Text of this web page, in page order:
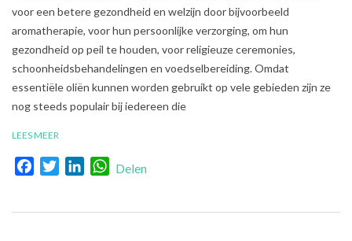
voor een betere gezondheid en welzijn door bijvoorbeeld
aromatherapie, voor hun persoonlijke verzorging, om hun
gezondheid op peil te houden, voor religieuze ceremonies,
schoonheidsbehandelingen en voedselbereiding. Omdat
essentiële oliën kunnen worden gebruikt op vele gebieden zijn ze
nog steeds populair bij iedereen die
LEES MEER
FacebookTwitterLinkedInWhatsApp
Delen